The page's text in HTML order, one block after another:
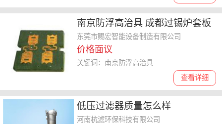
南京防浮高治具 成都过锡炉套板
定做
东莞市赐宏智能设备制造有限公司
价格面议
查看详细
关键词：南京防浮高治具
低压过滤器质量怎么样
河南杭滤环保科技有限公司